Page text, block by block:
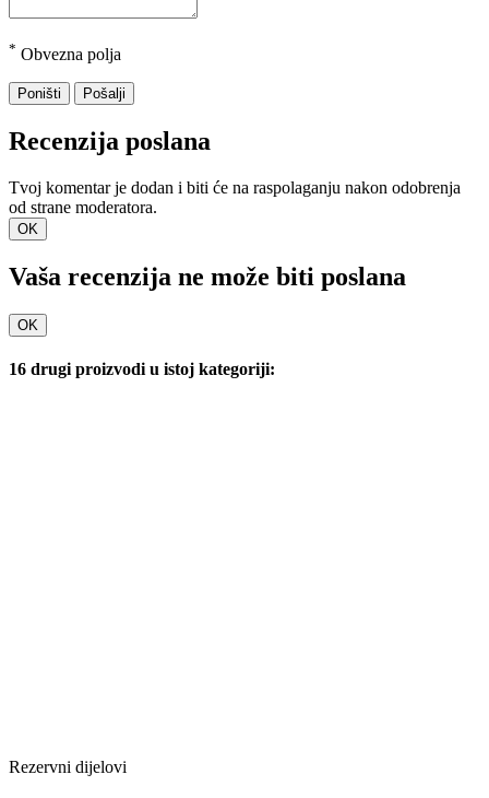
* Obvezna polja
Poništi Pošalji
Recenzija poslana
Tvoj komentar je dodan i biti će na raspolaganju nakon odobrenja
od strane moderatora.
OK
Vaša recenzija ne može biti poslana
OK
16 drugi proizvodi u istoj kategoriji:
Rezervni dijelovi